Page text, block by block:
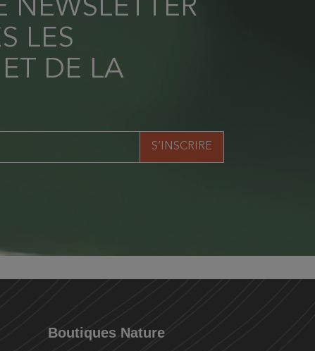
NEWSLETTER
LES
DE LA
Boutiques Nature